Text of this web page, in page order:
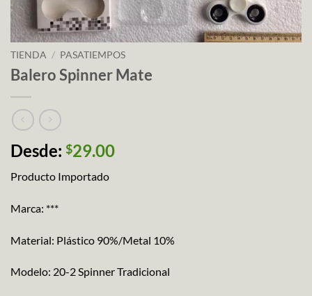
TIENDA / PASATIEMPOS
Balero Spinner Mate
Desde: $29.00
Producto Importado
Marca: ***
Material: Plástico 90%/Metal 10%
Modelo: 20-2 Spinner Tradicional